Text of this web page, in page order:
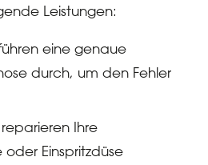
Leistungen:
eine genaue
durch, um den Fehler
Ihre
oder Einspritzdüse